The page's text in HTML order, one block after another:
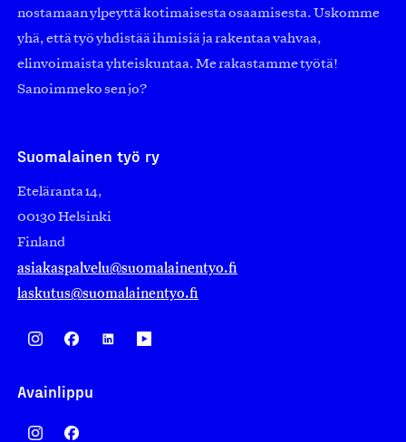
nostamaan ylpeyttä kotimaisesta osaamisesta. Uskomme
yhä, että työ yhdistää ihmisiä ja rakentaa vahvaa,
elinvoimaista yhteiskuntaa. Me rakastamme työtä!
Sanoimmeko sen jo?
Suomalainen työ ry
Eteläranta 14,
00130 Helsinki
Finland
asiakaspalvelu@suomalainentyo.fi
laskutus@suomalainentyo.fi
Avainlippu